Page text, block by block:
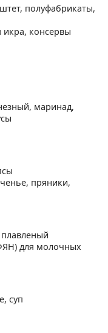
полуфабрикаты,
консервы
маринад,
пряники,
для молочных
суп